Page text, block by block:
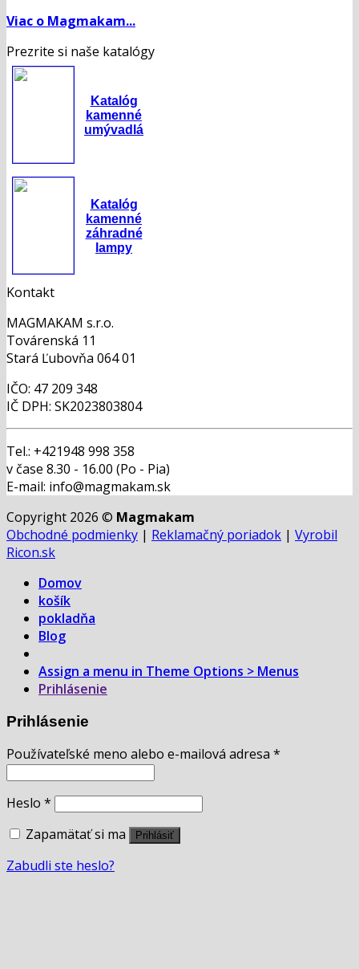
Viac o Magmakam...
Prezrite si naše katalógy
Katalóg
kamenné
umývadlá
Katalóg
kamenné
záhradné
lampy
Kontakt
MAGMAKAM s.r.o.
Továrenská 11
Stará Ľubovňa 064 01
IČO: 47 209 348
IČ DPH: SK2023803804
Tel.: +421948 998 358
v čase 8.30 - 16.00 (Po - Pia)
E-mail: info@magmakam.sk
Copyright 2026 © Magmakam
Obchodné podmienky | Reklamačný poriadok | Vyrobil
Ricon.sk
Domov
košík
pokladňa
Blog
Assign a menu in Theme Options > Menus
Prihlásenie
Prihlásenie
Používateľské meno alebo e-mailová adresa *
Heslo *
Zapamätať si ma
Prihlásiť
Zabudli ste heslo?